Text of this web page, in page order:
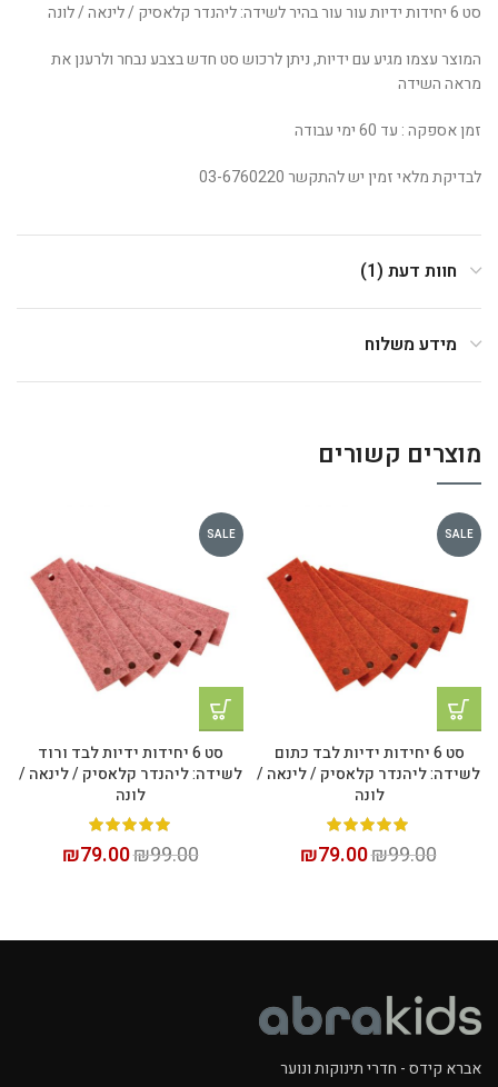
סט 6 יחידות ידיות עור עור בהיר לשידה: ליהנדר קלאסיק / לינאה / לונה
המוצר עצמו מגיע עם ידיות, ניתן לרכוש סט חדש בצבע נבחר ולרענן את
מראה השידה
זמן אספקה : עד 60 ימי עבודה
לבדיקת מלאי זמין יש להתקשר 03-6760220
חוות דעת (1)
מידע משלוח
מוצרים קשורים
SALE
סט 6 יחידות ידיות לבד כתום
לשידה: ליהנדר קלאסיק / לינאה /
לונה
₪99.00
₪79.00
SALE
סט 6 יחידות ידיות לבד ורוד
לשידה: ליהנדר קלאסיק / לינאה /
לונה
₪99.00
₪79.00
אברא קידס - חדרי תינוקות ונוער